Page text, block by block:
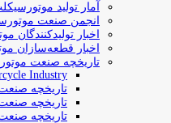
آمار تولید
انجمن صنعت
اخبار تولیدکنندگان
اخبار قطعه‌سازان
تاریخچه صنعت
Industry
تاریخچه
تاریخچه
تاریخچه